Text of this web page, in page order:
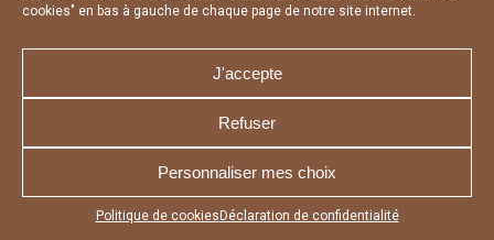
cookies" en bas à gauche de chaque page de notre site internet.
J'accepte
Refuser
Personnaliser mes choix
Politique de cookies Déclaration de confidentialité
Appuyez sur le bouton partager en bas de votre